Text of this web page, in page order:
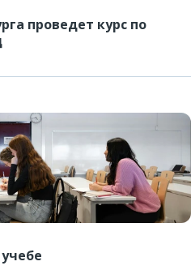
проведет курс по